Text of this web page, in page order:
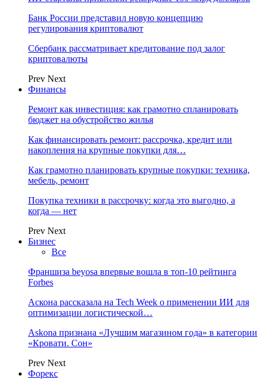
Банк России представил новую концепцию
регулирования криптовалют
Сбербанк рассматривает кредитование под залог
криптовалюты
Prev Next
Финансы
Ремонт как инвестиция: как грамотно спланировать
бюджет на обустройство жилья
Как финансировать ремонт: рассрочка, кредит или
накопления на крупные покупки для…
Как грамотно планировать крупные покупки: техника,
мебель, ремонт
Покупка техники в рассрочку: когда это выгодно, а
когда — нет
Prev Next
Бизнес
Все
Франшиза beyosa впервые вошла в топ-10 рейтинга
Forbes
Аскона рассказала на Tech Week о применении ИИ для
оптимизации логистической…
Askona признана «Лучшим магазином года» в категории
«Кровати. Сон»
Prev Next
Форекс